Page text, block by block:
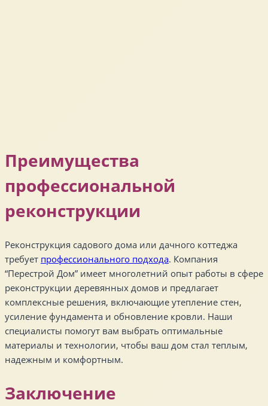
Преимущества
профессиональной
реконструкции
Реконструкция садового дома или дачного коттеджа
требует профессионального подхода. Компания
“Перестрой Дом” имеет многолетний опыт работы в сфере
реконструкции деревянных домов и предлагает
комплексные решения, включающие утепление стен,
усиление фундамента и обновление кровли. Наши
специалисты помогут вам выбрать оптимальные
материалы и технологии, чтобы ваш дом стал теплым,
надежным и комфортным.
Заключение